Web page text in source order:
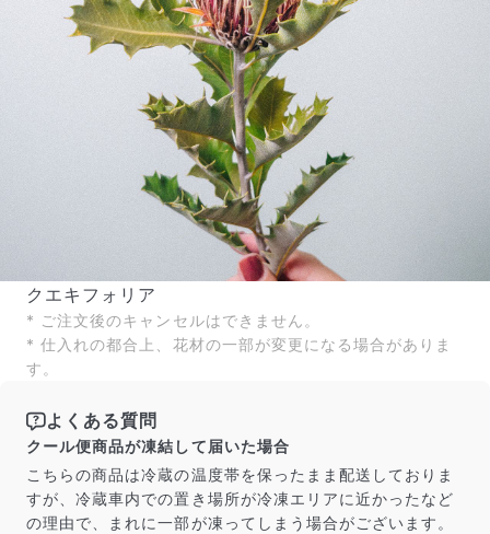
もし届いたお花に「枯れている」「折れている」などの
不備があった場合は、些細なことでもお気軽にサポート
までご連絡ください。ご返金にて補償いたします。
写真と同じものが届く？
商品ページに掲載している写真は、実際にお届けする商
品を撮影したものです。お花は生き物なので、どうして
も色味やサイズ・咲き方に個体差はありますが、できる
だけ写真のイメージに近いものをお届けできるように人
の目でチェックをしています。
クエキフォリア
* ご注文後のキャンセルはできません。
* 仕入れの都合上、花材の一部が変更になる場合がありま
す。
よくある質問
クール便商品が凍結して届いた場合
こちらの商品は冷蔵の温度帯を保ったまま配送しておりま
すが、冷蔵車内での置き場所が冷凍エリアに近かったなど
の理由で、まれに一部が凍ってしまう場合がございます。